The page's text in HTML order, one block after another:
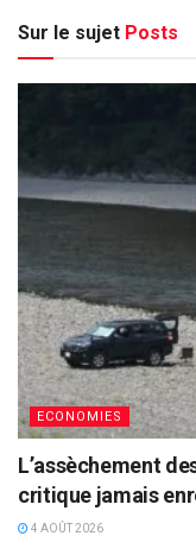
Sur le sujet Posts
ECONOMIES
L’assèchement
critique jamais
4 AOÛT 2026